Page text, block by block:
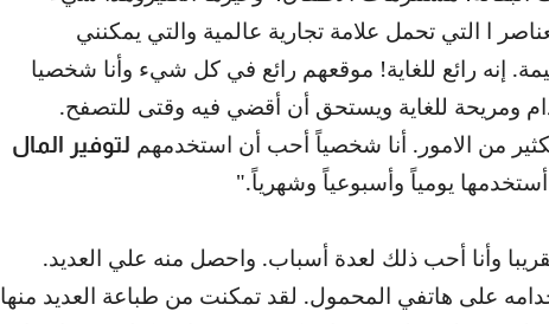
ا التي تحمل علامة تجارية عالمية والتي يمكنني
إنه رائع للغاية! موقعهم رائع في كل شيء وأنا شخصيا
ومريحة للغاية ويستحق أن أقضي فيه وقتى للتصفح.
من الامور. أنا شخصياً أحب أن استخدمهم لتوفير المال
يومياً وأسبوعياً وشهرياً.
"
وأنا أحب ذلك لعدة أسباب. واحصل منه علي العديد.
على هاتفي المحمول. لقد تمكنت من طباعة العديد منها